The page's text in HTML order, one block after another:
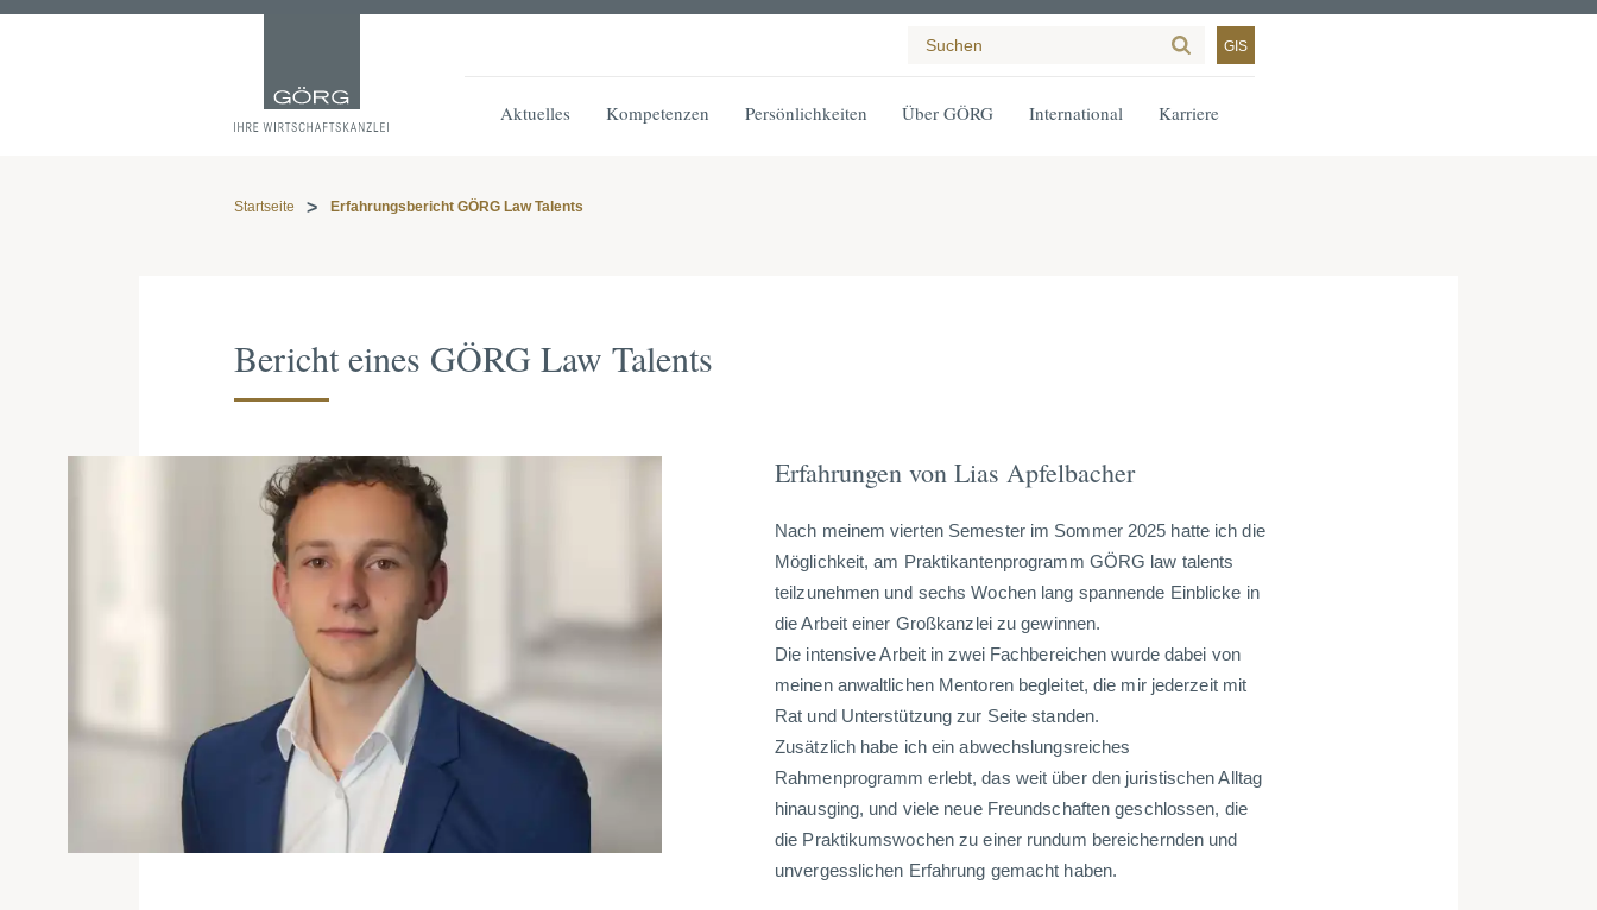
GIS
Aktuelles Kompetenzen Persönlichkeiten Über GÖRG International Karriere
Startseite Erfahrungsbericht GÖRG Law Talents
Bericht eines GÖRG Law Talents
Erfahrungen von Lias Apfelbacher
Nach meinem vierten Semester im Sommer 2025 hatte ich die
Möglichkeit, am Praktikantenprogramm GÖRG law talents
teilzunehmen und sechs Wochen lang spannende Einblicke in
die Arbeit einer Großkanzlei zu gewinnen.
Die intensive Arbeit in zwei Fachbereichen wurde dabei von
meinen anwaltlichen Mentoren begleitet, die mir jederzeit mit
Rat und Unterstützung zur Seite standen.
Zusätzlich habe ich ein abwechslungsreiches
Rahmenprogramm erlebt, das weit über den juristischen Alltag
hinausging, und viele neue Freundschaften geschlossen, die
die Praktikumswochen zu einer rundum bereichernden und
unvergesslichen Erfahrung gemacht haben.